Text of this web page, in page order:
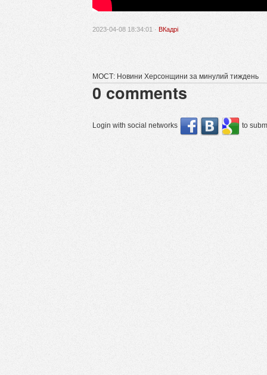
2023-04-08 18:34:01 · ВКадрі
МОСТ: Новини Херсонщини за минулий тиждень
0 comments
Login with social networks to